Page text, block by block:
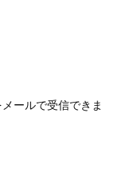
ールで受信できま